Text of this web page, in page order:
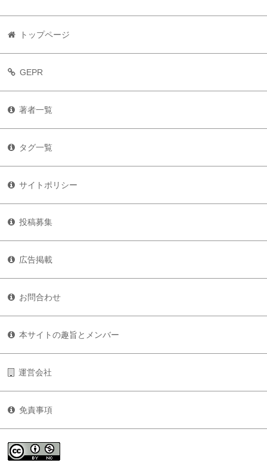
トップページ
GEPR
著者一覧
タグ一覧
サイトポリシー
投稿募集
広告掲載
お問合わせ
本サイトの趣旨とメンバー
運営会社
免責事項